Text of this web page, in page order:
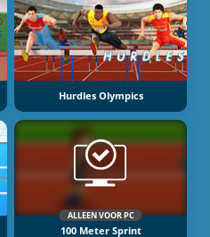
Hurdles Olympics
ALLEEN VOOR PC
100 Meter Sprint